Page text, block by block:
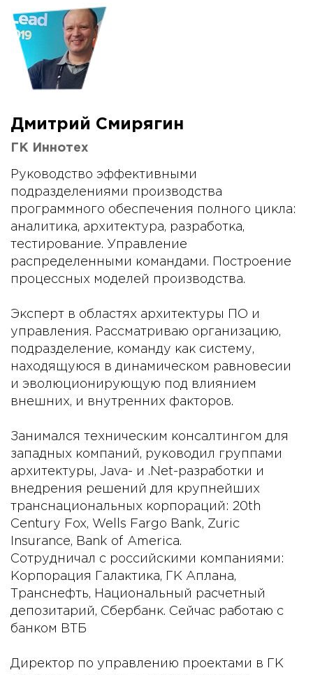
Дмитрий Смирягин
ГК Иннотех
Руководство эффективными
подразделениями производства
программного обеспечения полного цикла:
аналитика, архитектура, разработка,
тестирование. Управление
распределенными командами. Построение
процессных моделей производства.
Эксперт в областях архитектуры ПО и
управления. Рассматриваю организацию,
подразделение, команду как систему,
находящуюся в динамическом равновесии
и эволюционирующую под влиянием
внешних, и внутренних факторов.
Занимался техническим консалтингом для
западных компаний, руководил группами
архитектуры, Java- и .Net-разработки и
внедрения решений для крупнейших
транснациональных корпораций: 20th
Century Fox, Wells Fargo Bank, Zuric
Insurance, Bank of America.
Сотрудничал с российскими компаниями:
Корпорация Галактика, ГК Аплана,
Транснефть, Национальный расчетный
депозитарий, Сбербанк. Сейчас работаю с
банком ВТБ
Директор по управлению проектами в ГК